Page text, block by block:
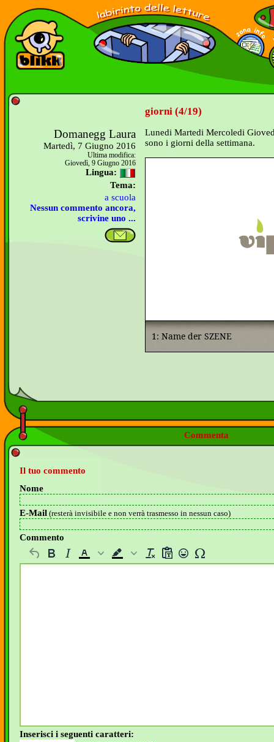
giorni (4/19)
Domanegg Laura
Martedì, 7 Giugno 2016
Ultima modifica:
Giovedì, 9 Giugno 2016
Lingua:
Tema:
a scuola
Nessun commento ancora,
scrivine uno ...
Lunedi Martedi Mercoledi
sono i giorni della settimana.
Commenta
Il tuo commento
Nome
E-Mail (resterà invisibile e non verrà trasmesso in nessun caso)
Commento
Inserisci i seguenti caratteri: